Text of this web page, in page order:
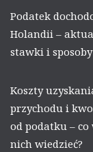
Podatek
Holandii –
stawki i
Koszty
przychodu i
od podatku –
nich wiedzieć?